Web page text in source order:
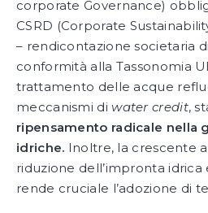
corporate Governance)
CSRD (Corporate
– rendicontazione societaria
conformità alla Tassonomia
trattamento delle acque
meccanismi di water credit,
ripensamento radicale nella
idriche. Inoltre, la crescente
riduzione dell’impronta idrica
rende cruciale l’adozione di